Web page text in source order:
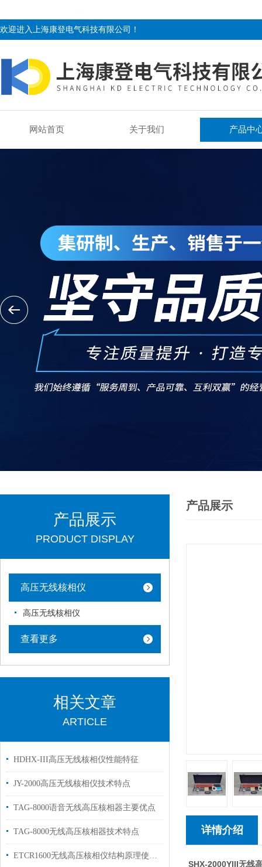
欢迎进入上海康登电气科技有限公司！
网站首页 关于我们 产品中
产品展示
PRODUCT DISPLAY
高压无线核相仪
高压无线核相仪
查看更多
相关文章
ARTICLE
HDHX-III高压无线核相仪性能特征
JY-2000高压无线核相仪技术特点
TAG-8000语音无线高压核相器主要优点
TAG-8000无线高压核相器技术特点
ETCR1600无线高压核相仪结构原理使用方法
产品展示
详情介绍
SHX-2000YIII无线